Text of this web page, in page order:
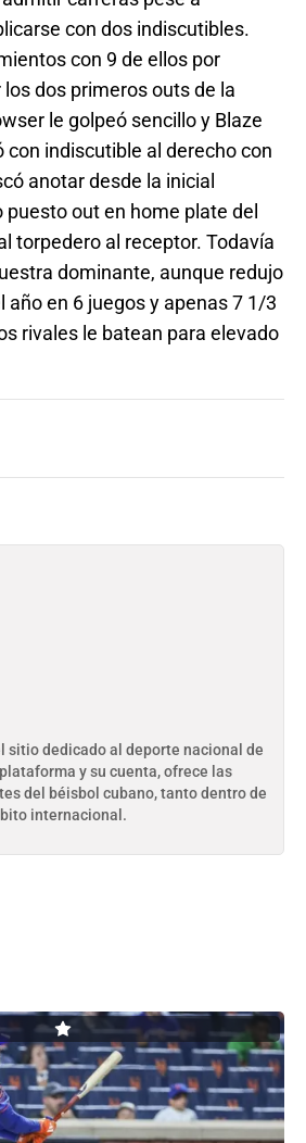
con dos indiscutibles.
con 9 de ellos por
dos primeros outs de la
le golpeó sencillo y Blaze
con indiscutible al derecho con
anotar desde la inicial
out en home plate del
torpedero al receptor. Todavía
dominante, aunque redujo
año en 6 juegos y apenas 7 1/3
rivales le batean para elevado
sitio dedicado al deporte nacional de
y su cuenta, ofrece las
del béisbol cubano, tanto dentro de
internacional.